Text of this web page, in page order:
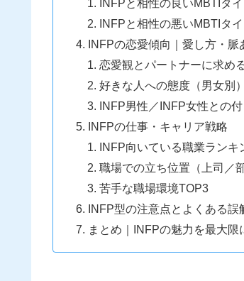
INFPと相性の良いMBTIタ
INFPと相性の悪いMBTIタ
INFPの恋愛傾向｜愛し方・
恋愛観とパートナーに求め
好きな人への態度（男女別）
INFP男性／INFP女性との
INFPの仕事・キャリア戦略
INFP向いている職業ランキ
職場での立ち位置（上司／
苦手な職場環境TOP3
INFP型の注意点とよくある誤
まとめ｜INFPの魅力を最大限